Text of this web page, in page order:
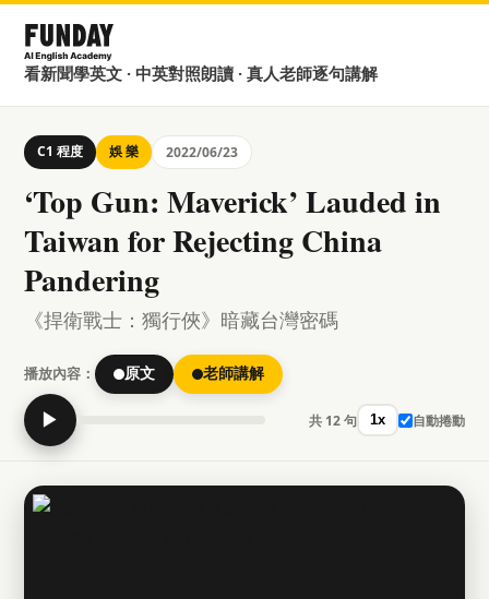
看新聞學英文 · 中英對照朗讀 · 真人老師逐句講解
C1 程度 娛 樂 2022/06/23
‘Top Gun: Maverick’ Lauded in
Taiwan for Rejecting China
Pandering
《捍衛戰士：獨行俠》暗藏台灣密碼
播放內容： 原文 老師講解
▶ 共 12 句 1x 自動捲動